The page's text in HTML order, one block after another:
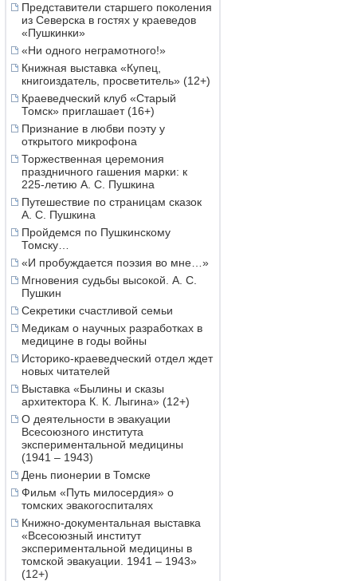
Представители старшего поколения
из Северска в гостях у краеведов
«Пушкинки»
«Ни одного неграмотного!»
Книжная выставка «Купец,
книгоиздатель, просветитель» (12+)
Краеведческий клуб «Старый
Томск» приглашает (16+)
Признание в любви поэту у
открытого микрофона
Торжественная церемония
праздничного гашения марки: к
225-летию А. С. Пушкина
Путешествие по страницам сказок
А. С. Пушкина
Пройдемся по Пушкинскому
Томску…
«И пробуждается поэзия во мне…»
Мгновения судьбы высокой. А. С.
Пушкин
Секретики счастливой семьи
Медикам о научных разработках в
медицине в годы войны
Историко-краеведческий отдел ждет
новых читателей
Выставка «Былины и сказы
архитектора К. К. Лыгина» (12+)
О деятельности в эвакуации
Всесоюзного института
экспериментальной медицины
(1941 – 1943)
День пионерии в Томске
Фильм «Путь милосердия» о
томских эвакогоспиталях
Книжно-документальная выставка
«Всесоюзный институт
экспериментальной медицины в
томской эвакуации. 1941 – 1943»
(12+)